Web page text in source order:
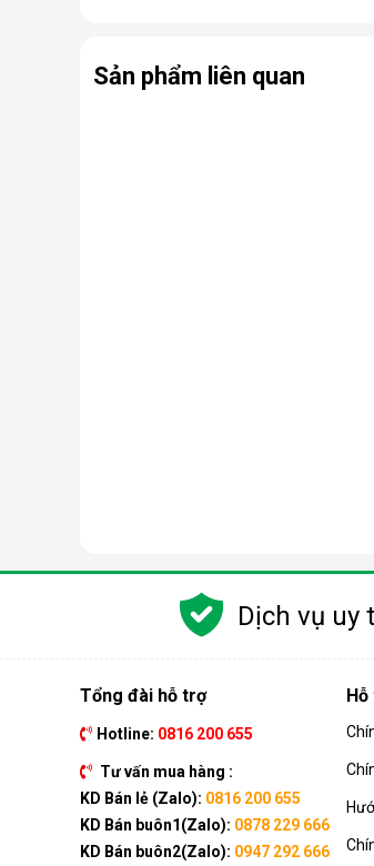
Cảm biến độ ẩm tự động
Các dòng máy hút ẩm
Máy hút ẩm Sharp DW-12A-
Sản phẩm liên quan
Dịch vụ uy
Tổng đài hỗ trợ
Hotline: 0816 200 655
Tư vấn mua hàng :
KD Bán lẻ (Zalo): 0816 200 655
KD Bán buôn1(Zalo): 0878 229 666
KD Bán buôn2(Zalo): 0947 292 666